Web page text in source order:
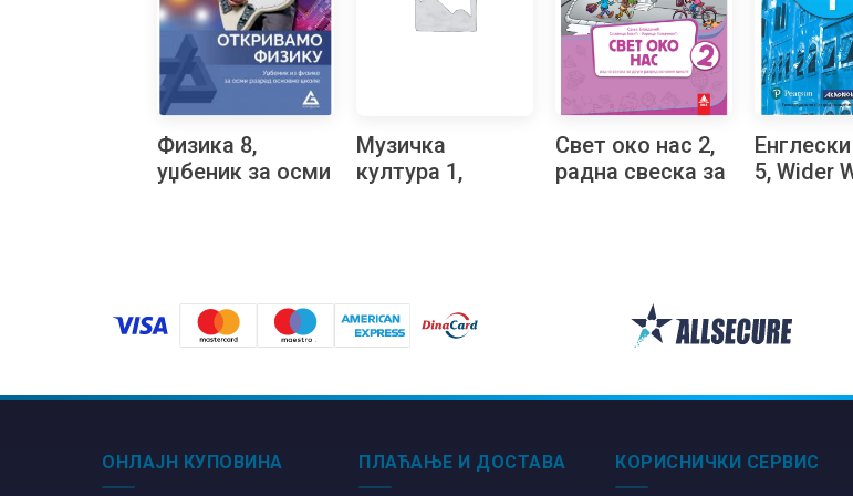
Физика 8,
уџбеник за осми
Музичка
култура 1,
Свет око нас 2,
радна свеска за
Енглески
5, Wider
ОНЛАЈН КУПОВИНА ПЛАЋАЊЕ И ДОСТАВА КОРИСНИЧКИ СЕРВИС